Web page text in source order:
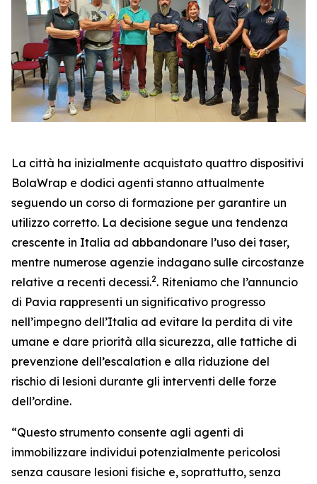
La città ha inizialmente acquistato quattro dispositivi
BolaWrap e dodici agenti stanno attualmente
seguendo un corso di formazione per garantire un
utilizzo corretto. La decisione segue una tendenza
crescente in Italia ad abbandonare l’uso dei taser,
mentre numerose agenzie indagano sulle circostanze
relative a recenti decessi.2. Riteniamo che l’annuncio
di Pavia rappresenti un significativo progresso
nell’impegno dell’Italia ad evitare la perdita di vite
umane e dare priorità alla sicurezza, alle tattiche di
prevenzione dell’escalation e alla riduzione del
rischio di lesioni durante gli interventi delle forze
dell’ordine.
“Questo strumento consente agli agenti di
immobilizzare individui potenzialmente pericolosi
senza causare lesioni fisiche e, soprattutto, senza